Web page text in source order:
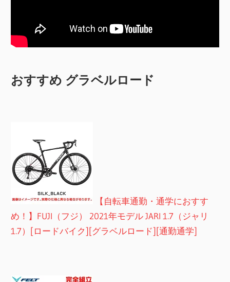
おすすめ グラベルロード
【自転車通勤・通学におすす
め！】FUJI（フジ） 2021年モデル JARI 1.7（ジャリ
1.7）[ロードバイク][グラベルロード][通勤通学]